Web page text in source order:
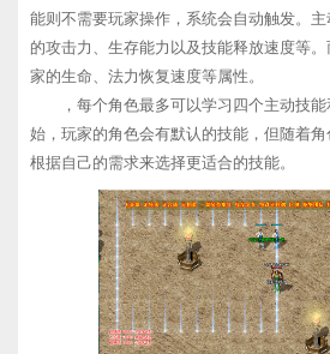
能则不需要玩家操作，系统会自动触发。
的攻击力、生存能力以及技能释放速度等
家的生命、法力恢复速度等属性。
，每个角色最多可以学习四个主动技
始，玩家的角色会有默认的技能，但随着
根据自己的需求来选择更适合的技能。